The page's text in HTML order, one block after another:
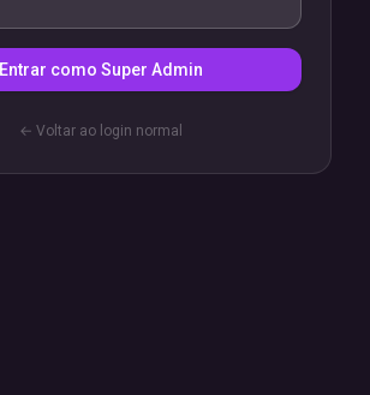
Entrar como Super Admin
← Voltar ao login normal